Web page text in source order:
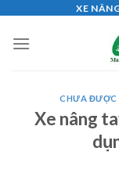
content
XE
CHƯA ĐƯỢC
Xe nâng